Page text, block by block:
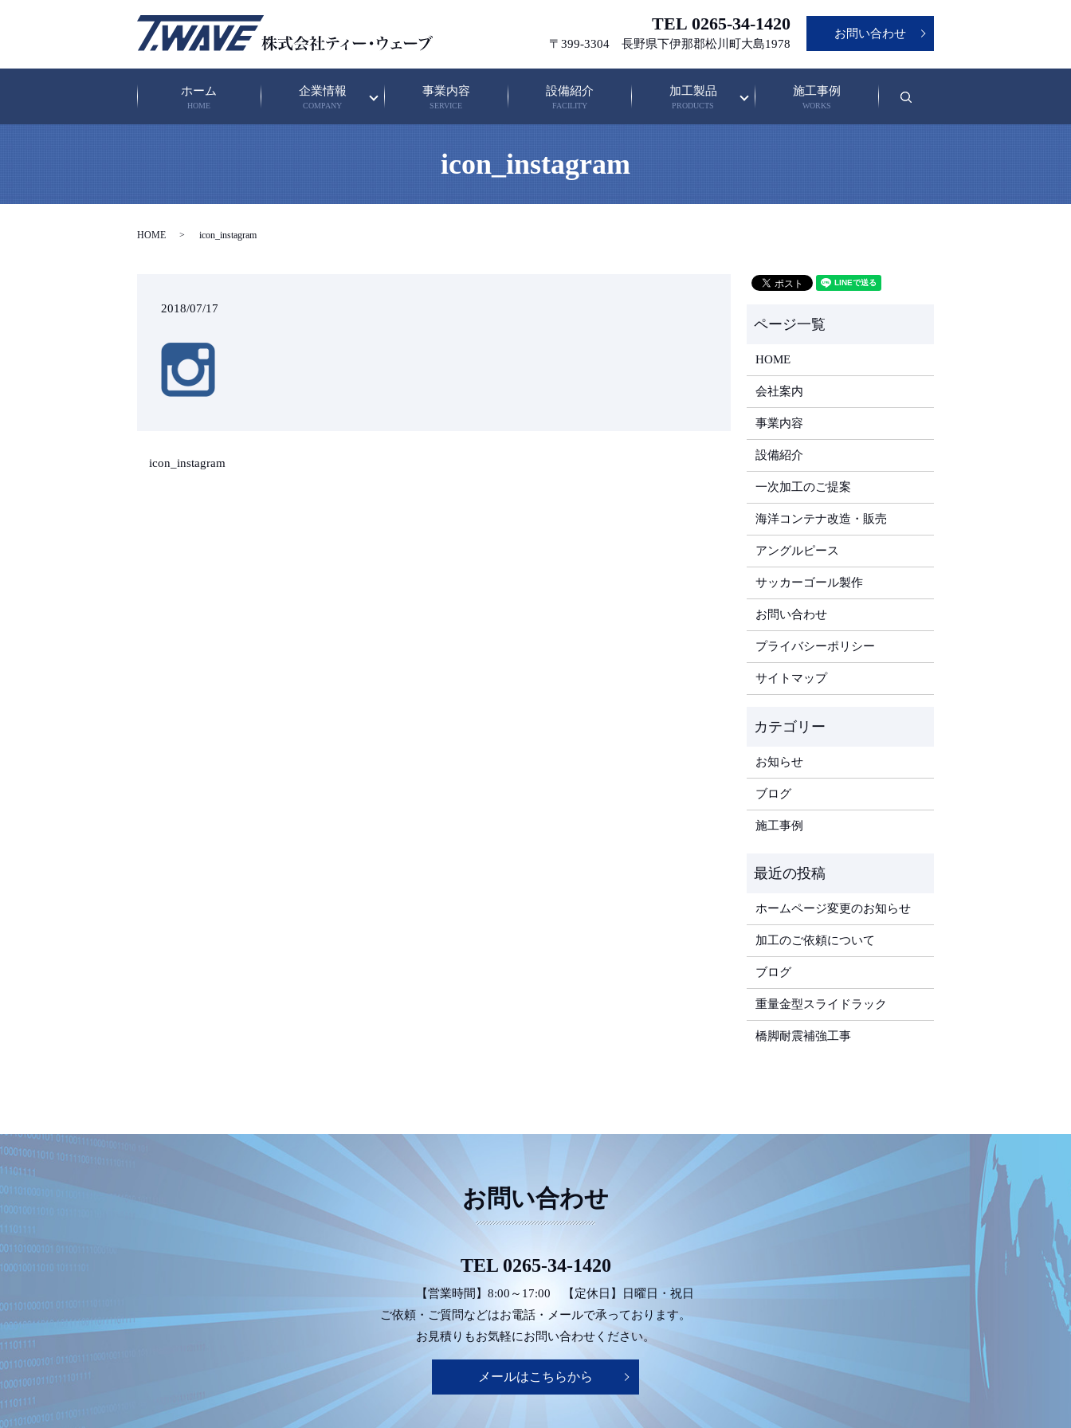
TEL 0265-34-1420
〒399-3304 長野県下伊那郡松川町大島1978
ホーム
HOME
企業情報
COMPANY
事業内容
SERVICE
設備紹介
FACILITY
加工製品
PRODUCTS
施工事例
WORKS
お問い合わせ
icon_instagram
HOME icon_instagram
2018/07/17
icon_instagram
HOME
会社案内
事業内容
設備紹介
一次加工のご提案
海洋コンテナ改造・販売
アングルピース
サッカーゴール製作
お問い合わせ
プライバシーポリシー
サイトマップ
お知らせ
ブログ
施工事例
ホームページ変更のお知らせ
加工のご依頼について
ブログ
重量金型スライドラック
橋脚耐震補強工事
お問い合わせ
TEL 0265-34-1420
【営業時間】8:00～17:00
【定休日】日曜日・祝日
ご依頼・ご質問などはお電話・メールで承っております。
お見積りもお気軽にお問い合わせください。
メールはこちらから